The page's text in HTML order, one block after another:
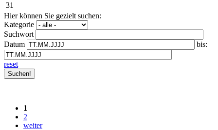
31
Hier können Sie gezielt suchen:
Kategorie
Suchwort
Datum
bis:
reset
1
2
weiter